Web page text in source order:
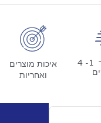
איכות מוצרים